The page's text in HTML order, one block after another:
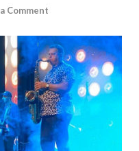
Comment